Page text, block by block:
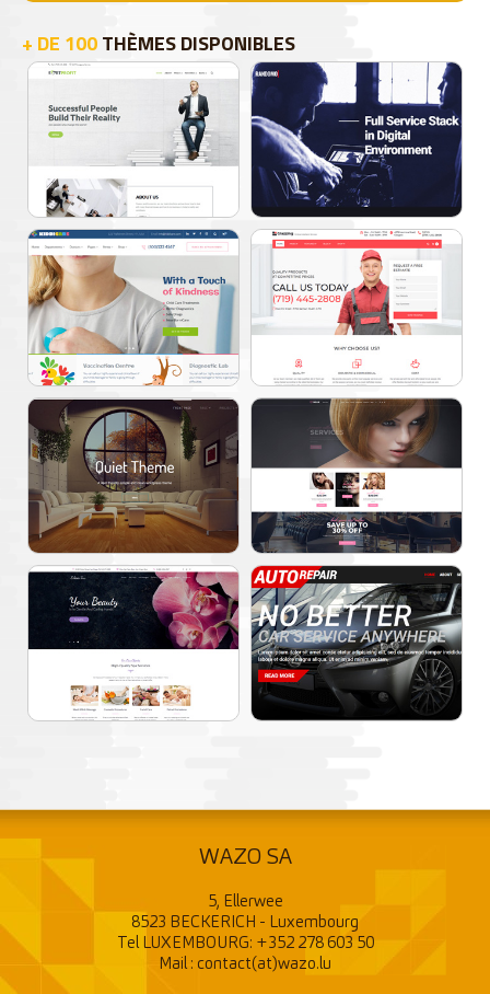
+ DE 100THÈMES DISPONIBLES
WAZO SA
5, Ellerwee
8523 BECKERICH - Luxembourg
Tel LUXEMBOURG: +352 278 603 50
Mail : contact(at)wazo.lu